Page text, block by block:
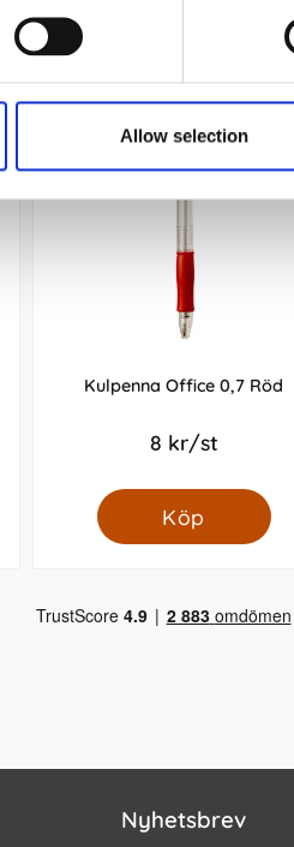
Allow selection
Andra köpte
Kulpenna Office 0,7 Röd
8 kr/st
Köp
Nyhetsbrev